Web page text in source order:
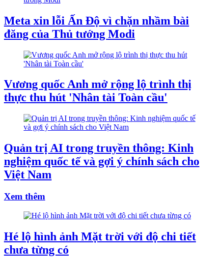
Meta xin lỗi Ấn Độ vì chặn nhầm bài
đăng của Thủ tướng Modi
Vương quốc Anh mở rộng lộ trình thị
thực thu hút 'Nhân tài Toàn cầu'
Quản trị AI trong truyền thông: Kinh
nghiệm quốc tế và gợi ý chính sách cho
Việt Nam
Xem thêm
Hé lộ hình ảnh Mặt trời với độ chi tiết
chưa từng có